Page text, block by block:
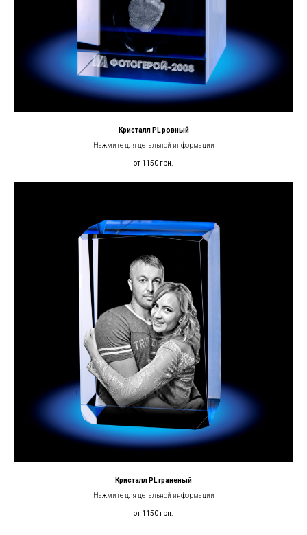
Кристалл PL ровный
Нажмите для детальной информации
от 1150 грн.
Кристалл PL граненый
Нажмите для детальной информации
от 1150 грн.